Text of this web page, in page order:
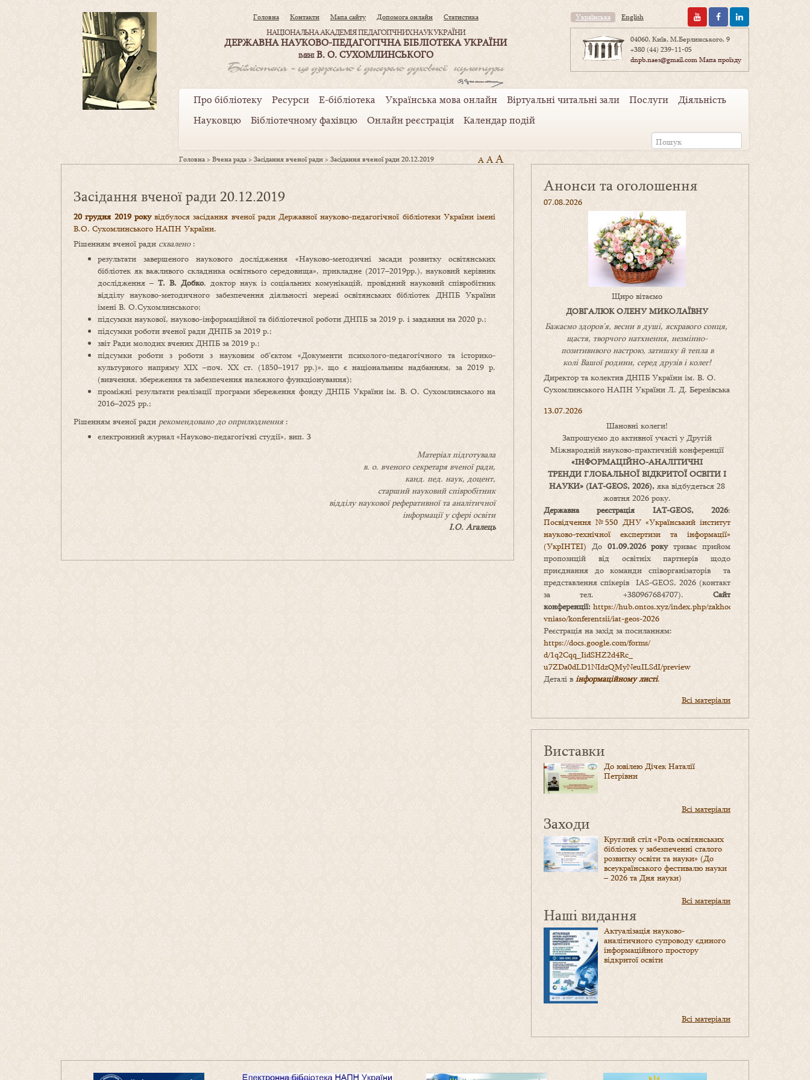
Головна Контакти Мапа сайту Допомога онлайн Статистика
НАЦІОНАЛЬНА АКАДЕМІЯ ПЕДАГОГІЧНИХ НАУК УКРАЇНИ
ДЕРЖАВНА НАУКОВО-ПЕДАГОГІЧНА БІБЛІОТЕКА УКРАЇНИ
ІМЕНІВ. О. СУХОМЛИНСЬКОГО
Українська English
04060, Київ, М.Берлинського, 9
+380 (44) 239-11-05
dnpb.naes@gmail.comМапа проїзду
Про бібліотеку Ресурси Е-бібліотека Українська мова онлайн Віртуальні читальні зали Послуги
Діяльність
Науковцю
Бібліотечному фахівцю Онлайн реєстрація Календар подій
Головна >Вчена рада >Засідання вченої ради >Засідання вченої ради 20.12.2019 A AA
Засідання вченої ради 20.12.2019
20 грудня 2019 рокувідбулося засідання вченої ради Державної науково-педагогічної бібліотеки України імені
В.О. Сухомлинського НАПН України.
Рішенням вченої ради схвалено:
результати завершеного наукового дослідження «Науково-методичні засади розвитку освітянських
бібліотек як важливого складника освітнього середовища», прикладне (2017–2019рр.), науковий керівник
дослідження – Т. В. Добко, доктор наук із соціальних комунікацій, провідний науковий співробітник
відділу науково-методичного забезпечення діяльності мережі освітянських бібліотек ДНПБ України
імені В. О.Сухомлинського;
підсумки наукової, науково-інформаційної та бібліотечної роботи ДНПБ за 2019 р. і завдання на 2020 р.;
підсумки роботи вченої ради ДНПБ за 2019 р.;
звіт Ради молодих вчених ДНПБ за 2019 р.;
підсумки роботи з роботи з науковим об’єктом «Документи психолого-педагогічного та історико-
культурного напряму ХІХ –поч. ХХ ст. (1850–1917 рр.)», що є національним надбанням, за 2019 р.
(вивчення, збереження та забезпечення належного функціонування);
проміжні результати реалізації програми збереження фонду ДНПБ України ім. В. О. Сухомлинського на
2016–2025 рр.;
Рішенням вченої ради рекомендовано до оприлюднення:
електронний журнал «Науково-педагогічні студії», вип. 3
Матеріал підготувала
в. о. вченого секретаря вченої ради,
канд. пед. наук, доцент,
старший науковий співробітник
відділу наукової реферативної та аналітичної
інформації у сфері освіти
І.О. Агалець
Анонси та оголошення
07.08.2026
Щиро вітаємо
ДОВГАЛЮК ОЛЕНУ МИКОЛАЇВНУ
Бажаємо здоров’я, весни в душі, яскравого сонця,
щастя, творчого натхнення, незмінно-
позитивнвого настрою, затишкуйтепла в
коліВашоїродини, серед друзів і колег!
Директор та колектив ДНПБ України ім. В. О.
Сухомлинського НАПН України Л. Д. Березівська
13.07.2026
Шановні колеги!
Запрошуємо до активної участі у Другій
Міжнародній науково-практичній конференції
«ІНФОРМАЦІЙНО-АНАЛІТИЧНІ
ТРЕНДИ ГЛОБАЛЬНОЇ ВІДКРИТОЇ ОСВІТИ І
НАУКИ» (IAT-GEOS, 2026), яка відбудеться 28
жовтня 2026 року.
Державна реєстрація IAT-GEOS, 2026:
Посвідчення №550 ДНУ «Український інститут
науково-технічної експертизи та інформації»
(УкрІНТЕІ) До 01.09.2026 рокутриває прийом
пропозицій від освітніх партнерів щодо
приєднання до команди співорганізаторів та
представлення спікерів IAS-GEOS, 2026 (контакт
за тел. +380967684707). Сайт
конференції: https://hub.ontos.xyz/index.php/zakhody-
vniaso/konferentsii/iat-geos-2026
Реєстрація на захід за посиланням:
https://docs.google.com/forms/
d/1q2Cqq_IidSHZ2d4Rc_
u7ZDa0dLD1NIdzQMyNeuILSdI/preview
Деталі в інформаційному листі.
Всі матеріали
Виставки
До ювілею Дічек Наталії
Петрівни
Всі матеріали
Заходи
Круглий стіл «Роль освітянських
бібліотек у забезпеченні сталого
розвитку освіти та науки» (До
всеукраїнського фестивалю науки
– 2026 та Дня науки)
Всі матеріали
Наші видання
Актуалізація науково-
аналітичного супроводу єдиного
інформаційного простору
відкритої освіти
Всі матеріали